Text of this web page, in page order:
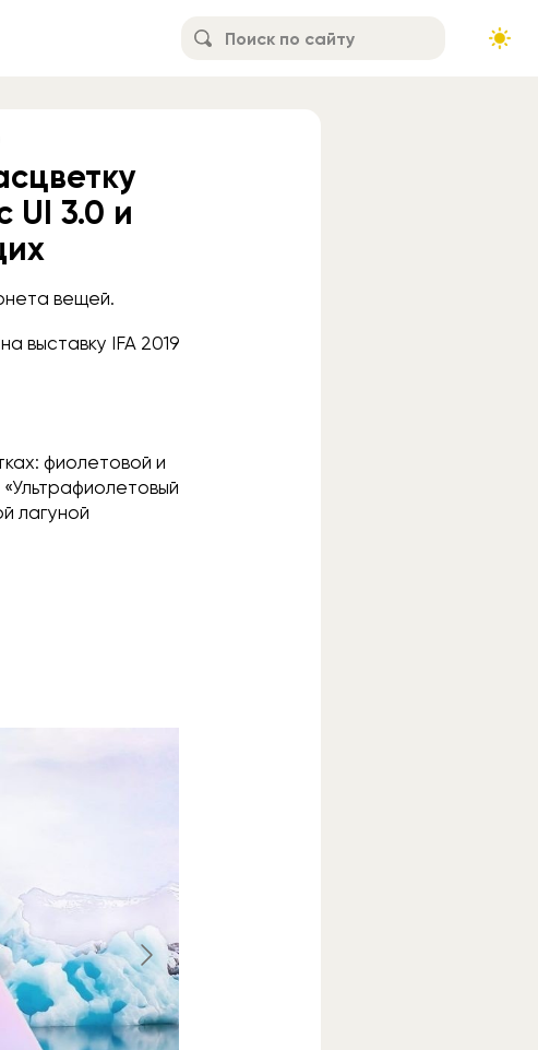
UI 3.0 и
вещей.
выставку IFA 2019
фиолетовой и
лагуной